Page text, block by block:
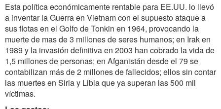
Esta política económicamente rentable para EE.UU. lo llevó
a inventar la Guerra en Vietnam con el supuesto ataque a
sus flotas en el Golfo de Tonkin en 1964, provocando la
muerte de mas de 3 millones de seres humanos; en Irak en
1989 y la invasión definitiva en 2003 han cobrado la vida de
1,5 millones de personas; en Afganistán desde el 79 se
contabilizan más de 2 millones de fallecidos; ellos sin contar
las muertes en Siria y Libia que ya superan las 500 mil
víctimas.